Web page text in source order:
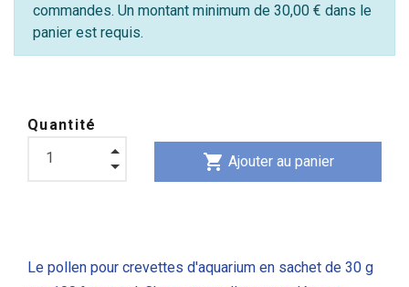
commandes. Un montant minimum de 30,00 € dans le
panier est requis.
Quantité
shopping_cart Ajouter au panier
Le pollen pour crevettes d'aquarium en sachet de 30 g